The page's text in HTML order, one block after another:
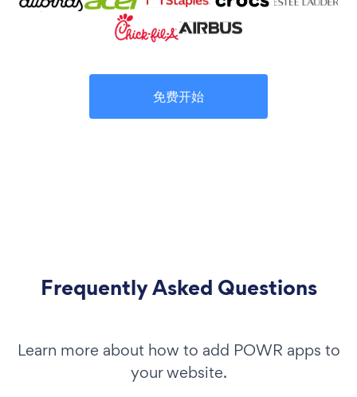
免费开始
Frequently Asked Questions
Learn more about how to add POWR apps to
your website.